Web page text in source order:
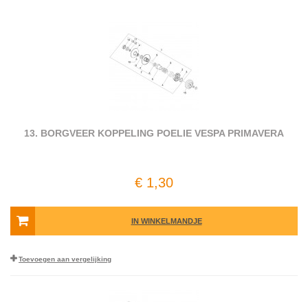
13. BORGVEER KOPPELING POELIE VESPA PRIMAVERA
€ 1,30
IN WINKELMANDJE
Toevoegen aan vergelijking